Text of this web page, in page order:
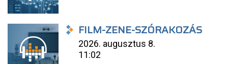
FILM-ZENE-SZÓRAKOZÁS
2026. augusztus 8.
11:02